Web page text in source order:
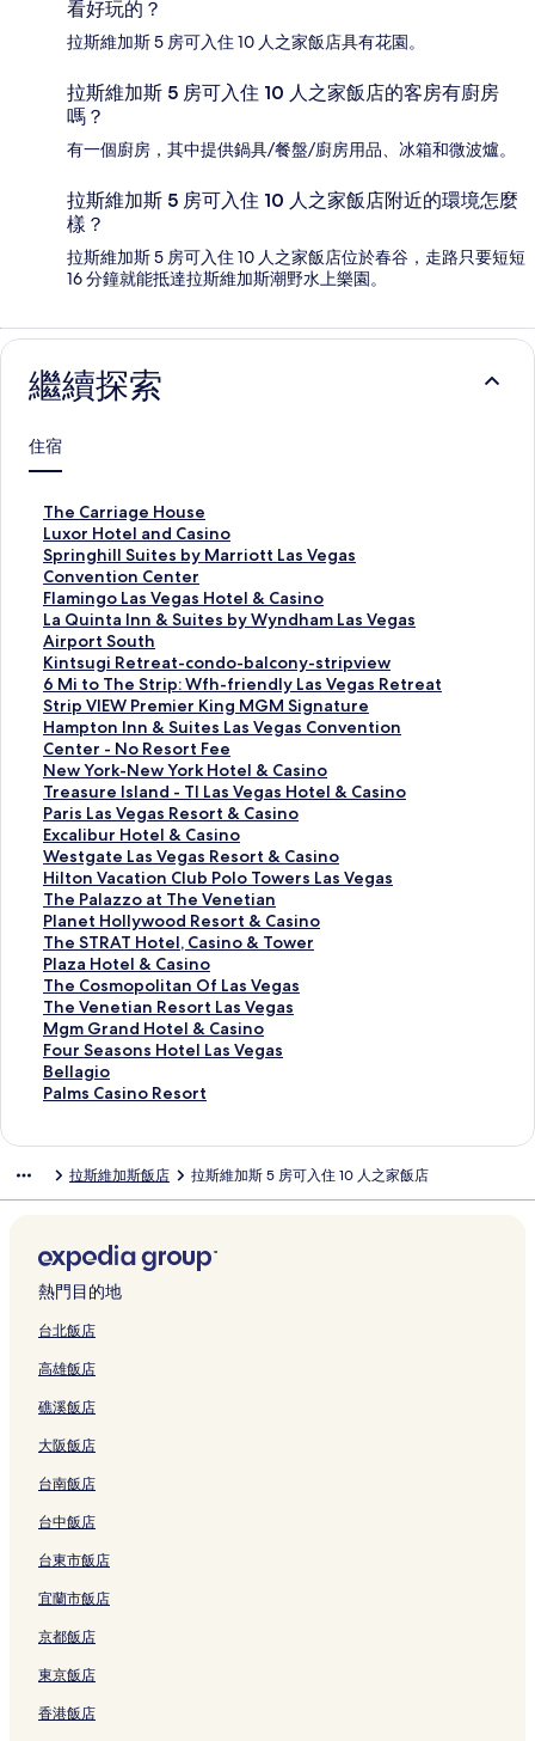
看好玩的？
拉斯維加斯 5 房可入住 10 人之家飯店具有花園。
拉斯維加斯 5 房可入住 10 人之家飯店的客房有廚房
嗎？
有一個廚房，其中提供鍋具/餐盤/廚房用品、冰箱和微波爐。
拉斯維加斯 5 房可入住 10 人之家飯店附近的環境怎麼
樣？
拉斯維加斯 5 房可入住 10 人之家飯店位於春谷，走路只要短短
16 分鐘就能抵達拉斯維加斯潮野水上樂園。
繼續探索
住宿
The Carriage House
T
h
e
C
a
r
r
i
a
g
e
H
o
u
s
e
的
連
結
Luxor Hotel and Casino
L
u
x
o
r
H
o
t
e
l
a
n
d
C
a
s
i
n
o
的
連
結
Springhill Suites by Marriott Las Vegas
Convention Center
S
p
r
i
n
g
h
i
l
l
S
u
i
t
e
s
b
y
M
a
r
r
i
o
t
t
e
s
C
o
n
e
t
i
o
n
e
t
e
r
的
連
結
Flamingo Las Vegas Hotel & Casino
F
l
a
m
i
n
g
o
L
a
s
V
e
g
a
s
H
o
t
e
l
&
C
a
的
La Quinta Inn & Suites by Wyndham Las Vegas
Airport South
L
a
Q
u
i
n
t
a
I
n
n
&
S
u
i
t
e
s
b
y
W
y
n
m
L
V
e
g
a
A
r
p
o
r
S
u
t
h
的
連
結
Kintsugi Retreat-condo-balcony-stripview
K
i
n
t
s
u
g
i
R
e
t
r
e
a
t
-
c
o
n
d
o
c
y
-
s
t
i
v
i
e
w
連
6 Mi to The Strip: Wfh-friendly Las Vegas Retreat
6
M
i
t
o
T
h
e
S
t
r
i
p
:
W
f
h
-
f
r
l
a
s
V
e
a
R
e
t
r
a
的
連
結
Strip VIEW Premier King MGM Signature
S
t
r
i
p
V
I
E
W
P
r
e
m
i
e
r
K
i
n
M
S
n
a
t
u
e
連
結
Hampton Inn & Suites Las Vegas Convention
Center - No Resort Fee
H
a
m
p
t
o
n
I
n
n
&
S
u
i
t
e
s
L
g
C
o
n
v
n
i
o
n
C
n
e
r
-
N
o
R
s
New York-New York Hotel & Casino
N
e
w
Y
o
r
k
-
N
e
w
Y
o
r
k
H
&
s
i
n
o
連
Treasure Island - TI Las Vegas Hotel & Casino
T
r
e
a
s
u
r
e
I
s
l
a
n
d
-
s
g
a
s
H
t
l
&
C
a
i
o
的
連
結
Paris Las Vegas Resort & Casino
P
a
r
i
s
L
a
s
V
e
g
a
s
R
t
a
s
i
n
的
結
Excalibur Hotel & Casino
E
x
c
a
l
i
b
u
r
H
o
t
e
s
o
的
連
結
Westgate Las Vegas Resort & Casino
W
e
s
t
g
a
t
e
L
a
s
V
R
o
r
t
&
a
i
n
o
的
結
Hilton Vacation Club Polo Towers Las Vegas
H
i
l
t
o
n
V
a
c
a
t
l
P
o
l
o
o
e
r
s
L
s
e
g
a
s
的
連
The Palazzo at The Venetian
T
h
e
P
a
l
a
z
z
o
e
n
e
t
i
n
連
結
Planet Hollywood Resort & Casino
P
l
a
n
e
t
H
o
l
o
e
s
o
r
&
a
s
i
n
的
結
The STRAT Hotel, Casino & Tower
T
h
e
S
T
R
A
T
l
a
s
i
n
&
o
w
e
r
連
Plaza Hotel & Casino
P
l
a
z
a
H
o
C
i
n
o
的
結
The Cosmopolitan Of Las Vegas
T
h
e
C
o
s
l
a
n
O
f
a
V
e
g
a
的
結
The Venetian Resort Las Vegas
T
h
e
V
e
a
e
s
o
r
L
s
V
e
g
s
連
結
Mgm Grand Hotel & Casino
M
g
m
G
H
e
l
&
C
s
n
o
的
連
Four Seasons Hotel Las Vegas
F
o
u
s
s
H
o
t
l
a
s
V
e
a
的
連
結
Bellagio
B
e
i
連
結
Palms Casino Resort
P
C
i
n
o
R
s
r
t
的
連
拉斯維加斯飯店 拉斯維加斯 5 房可入住 10 人之家飯店
熱門目的地
台北飯店
高雄飯店
礁溪飯店
大阪飯店
台南飯店
台中飯店
台東市飯店
宜蘭市飯店
京都飯店
東京飯店
香港飯店